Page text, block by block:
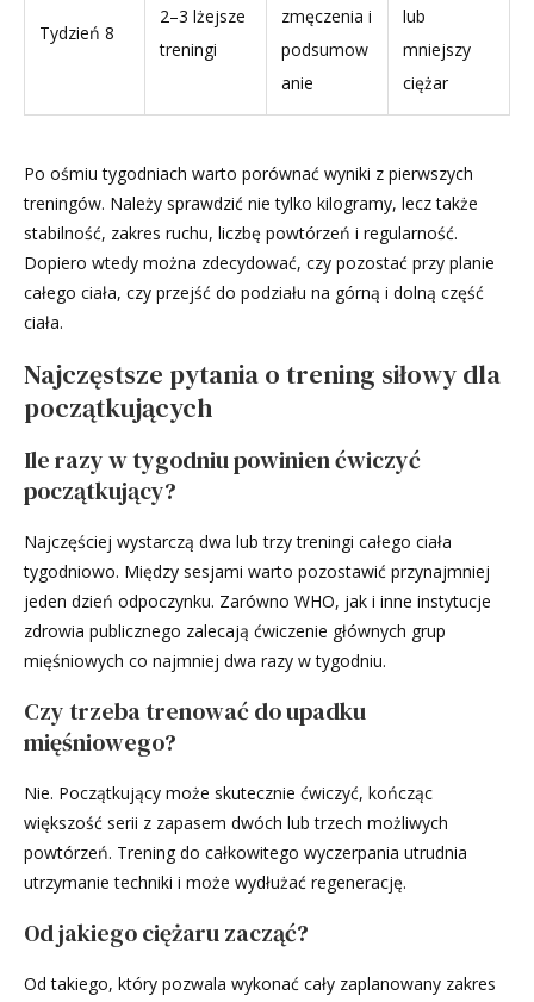
Tydzień 8
2–3 lżejsze
treningi
zmęczenia i
podsumow
anie
lub
mniejszy
ciężar
Po ośmiu tygodniach warto porównać wyniki z pierwszych
treningów. Należy sprawdzić nie tylko kilogramy, lecz także
stabilność, zakres ruchu, liczbę powtórzeń i regularność.
Dopiero wtedy można zdecydować, czy pozostać przy planie
całego ciała, czy przejść do podziału na górną i dolną część
ciała.
Najczęstsze pytania o trening siłowy dla
początkujących
Ile razy w tygodniu powinien ćwiczyć
początkujący?
Najczęściej wystarczą dwa lub trzy treningi całego ciała
tygodniowo. Między sesjami warto pozostawić przynajmniej
jeden dzień odpoczynku. Zarówno WHO, jak i inne instytucje
zdrowia publicznego zalecają ćwiczenie głównych grup
mięśniowych co najmniej dwa razy w tygodniu.
Czy trzeba trenować do upadku
mięśniowego?
Nie. Początkujący może skutecznie ćwiczyć, kończąc
większość serii z zapasem dwóch lub trzech możliwych
powtórzeń. Trening do całkowitego wyczerpania utrudnia
utrzymanie techniki i może wydłużać regenerację.
Od jakiego ciężaru zacząć?
Od takiego, który pozwala wykonać cały zaplanowany zakres